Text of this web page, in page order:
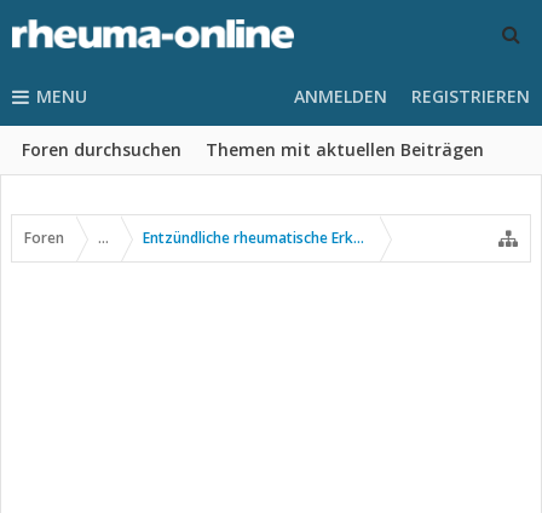
MENU
Foren durchsuchen Themen mit aktuellen Beiträgen
ANMELDEN REGISTRIEREN
Foren ... Entzündliche rheumatische Erkrankungen